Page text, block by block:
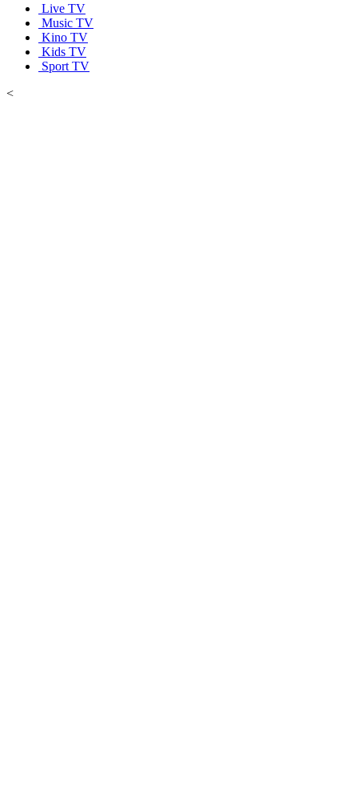
Live TV
Music TV
Kino TV
Kids TV
Sport TV
<